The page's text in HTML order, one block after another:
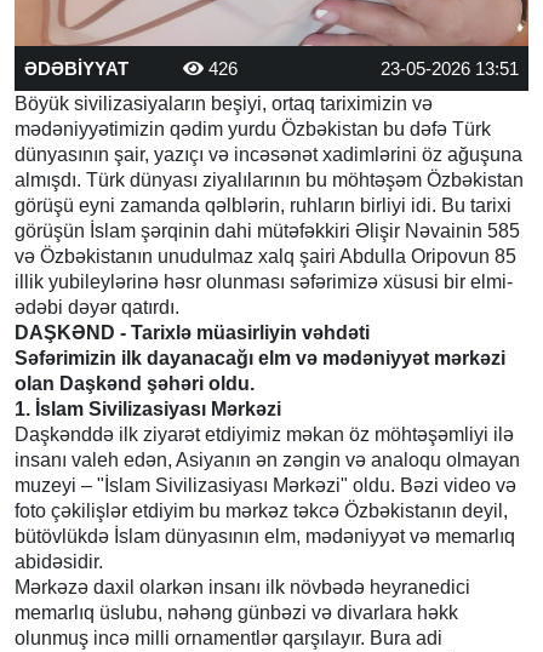
ƏDƏBİYYAT 426
23-05-2026 13:51
Böyük sivilizasiyaların beşiyi, ortaq tariximizin və
mədəniyyətimizin qədim yurdu Özbəkistan bu dəfə Türk
dünyasının şair, yazıçı və incəsənət xadimlərini öz ağuşuna
almışdı. Türk dünyası ziyalılarının bu möhtəşəm Özbəkistan
görüşü eyni zamanda qəlblərin, ruhların birliyi idi. Bu tarixi
görüşün İslam şərqinin dahi mütəfəkkiri Əlişir Nəvainin 585
və Özbəkistanın unudulmaz xalq şairi Abdulla Oripovun 85
illik yubileylərinə həsr olunması səfərimizə xüsusi bir elmi-
ədəbi dəyər qatırdı.
DAŞKƏND - Tarixlə müasirliyin vəhdəti
Səfərimizin ilk dayanacağı elm və mədəniyyət mərkəzi
olan Daşkənd şəhəri oldu.
1. İslam Sivilizasiyası Mərkəzi
Daşkənddə ilk ziyarət etdiyimiz məkan öz möhtəşəmliyi ilə
insanı valeh edən, Asiyanın ən zəngin və analoqu olmayan
muzeyi – "İslam Sivilizasiyası Mərkəzi" oldu. Bəzi video və
foto çəkilişlər etdiyim bu mərkəz təkcə Özbəkistanın deyil,
bütövlükdə İslam dünyasının elm, mədəniyyət və memarlıq
abidəsidir.
Mərkəzə daxil olarkən insanı ilk növbədə heyranedici
memarlıq üslubu, nəhəng günbəzi və divarlara həkk
olunmuş incə milli ornamentlər qarşılayır. Bura adi